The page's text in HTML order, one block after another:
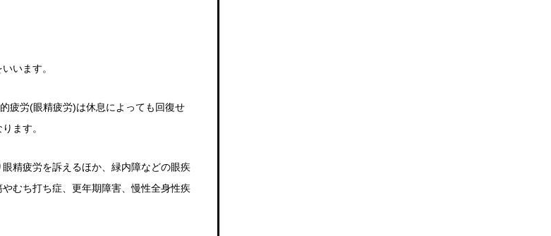
います。
疲労(眼精疲労)は休息によっても回復せ
ます。
精疲労を訴えるほか、緑内障などの眼疾
むち打ち症、更年期障害、慢性全身性疾